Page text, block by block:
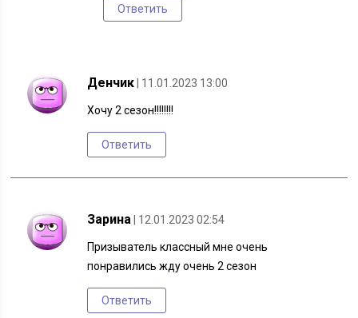
Ответить
Денчик | 11.01.2023 13:00
Хочу 2 сезон!!!!!!!!
Ответить
Зарина | 12.01.2023 02:54
Призыватель классный мне очень
понравились жду очень 2 сезон
Ответить